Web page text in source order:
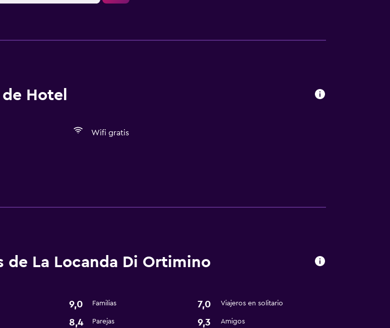
Hotel
Wifi gratis
Servicio de habitaciones
de La Locanda Di Ortimino
9,0 Familias 7,0 Viajeros en solitario
8,4 Parejas 9,3 Amigos